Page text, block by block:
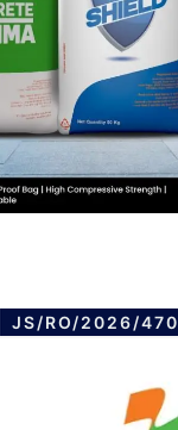
JS/RO/2026/470